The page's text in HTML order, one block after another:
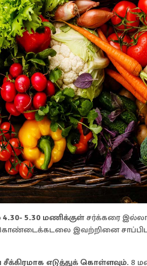
5.30 மணிக்குள் சர்க்கரை
இவற்றினை
எடுத்துக் கொள்ளவும். 8